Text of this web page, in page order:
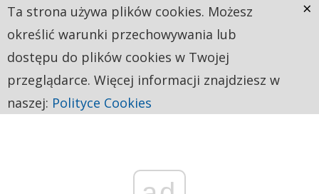
Ta strona używa plików cookies. Możesz
określić warunki przechowywania lub
dostępu do plików cookies w Twojej
przeglądarce. Więcej informacji znajdziesz w
naszej: Polityce Cookies
×